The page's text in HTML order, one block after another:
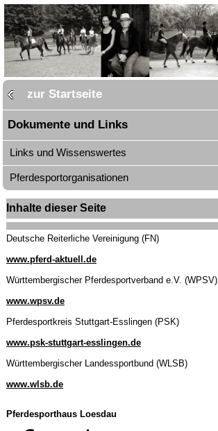
zur Startseite
Dokumente und Links
Links und Wissenswertes
Pferdesportorganisationen
Inhalte dieser Seite
Deutsche Reiterliche Vereinigung (FN)
www.pferd-aktuell.de
Württembergischer Pferdesportverband e.V. (WPSV)
www.wpsv.de
Pferdesportkreis Stuttgart-Esslingen (PSK)
www.psk-stuttgart-esslingen.de
Württembergischer Landessportbund (WLSB)
www.wlsb.de
Pferdesporthaus Loesdau